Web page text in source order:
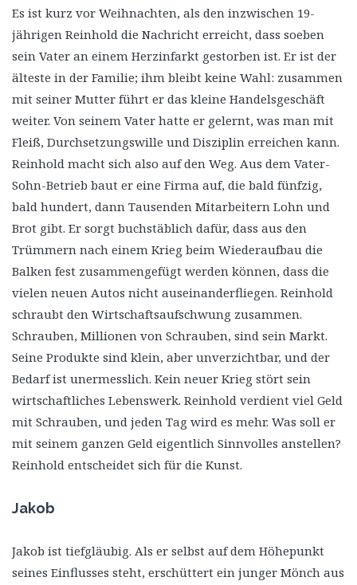
Es ist kurz vor Weihnachten, als den inzwischen 19-
jährigen Reinhold die Nachricht erreicht, dass soeben
sein Vater an einem Herzinfarkt gestorben ist. Er ist der
älteste in der Familie; ihm bleibt keine Wahl: zusammen
mit seiner Mutter führt er das kleine Handelsgeschäft
weiter. Von seinem Vater hatte er gelernt, was man mit
Fleiß, Durchsetzungswille und Disziplin erreichen kann.
Reinhold macht sich also auf den Weg. Aus dem Vater-
Sohn-Betrieb baut er eine Firma auf, die bald fünfzig,
bald hundert, dann Tausenden Mitarbeitern Lohn und
Brot gibt. Er sorgt buchstäblich dafür, dass aus den
Trümmern nach einem Krieg beim Wiederaufbau die
Balken fest zusammengefügt werden können, dass die
vielen neuen Autos nicht auseinanderfliegen. Reinhold
schraubt den Wirtschaftsaufschwung zusammen.
Schrauben, Millionen von Schrauben, sind sein Markt.
Seine Produkte sind klein, aber unverzichtbar, und der
Bedarf ist unermesslich. Kein neuer Krieg stört sein
wirtschaftliches Lebenswerk. Reinhold verdient viel Geld
mit Schrauben, und jeden Tag wird es mehr. Was soll er
mit seinem ganzen Geld eigentlich Sinnvolles anstellen?
Reinhold entscheidet sich für die Kunst.
Jakob
Jakob ist tiefgläubig. Als er selbst auf dem Höhepunkt
seines Einflusses steht, erschüttert ein junger Mönch aus